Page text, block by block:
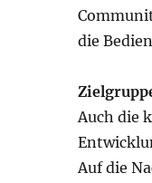
die
Auch die
Auf die